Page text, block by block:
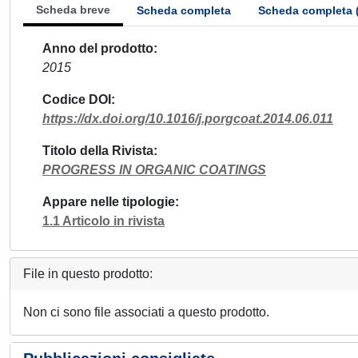
Scheda breve Scheda completa Scheda completa
Anno del prodotto
2015
Codice DOI
https://dx.doi.org/10.1016/j.porgcoat.2014.06.011
Titolo della Rivista
PROGRESS IN ORGANIC COATINGS
Appare nelle tipologie
1.1 Articolo in rivista
File in questo prodotto:
Non ci sono file associati a questo prodotto.